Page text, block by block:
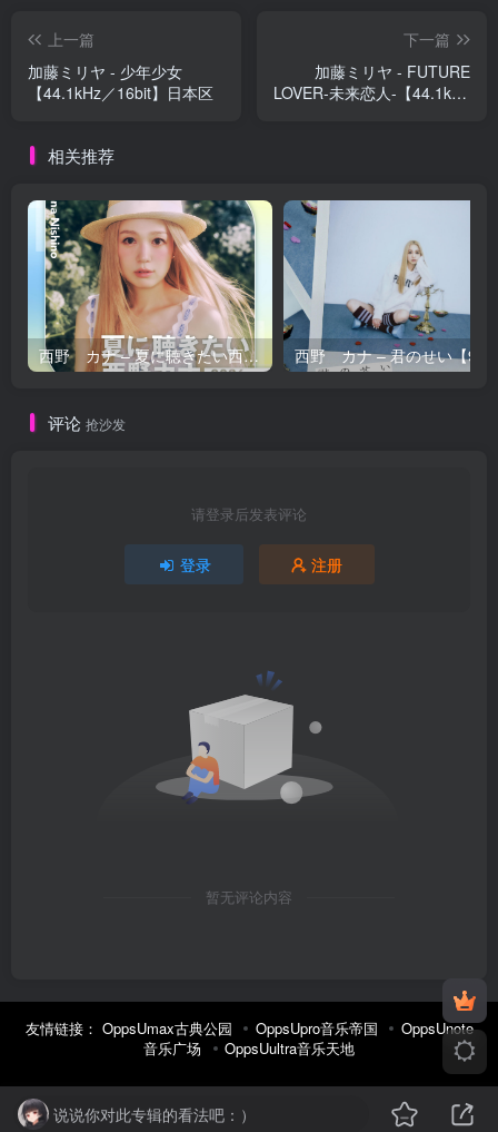
上一篇
加藤ミリヤ - 少年少女
【44.1kHz／16bit】日本区
下一篇
加藤ミリヤ - FUTURE
LOVER-未来恋人-【44.1kHz
相关推荐
西野 カナ – 夏に聴きたい西野カナ2026【44.1kHz／16bit】日本区
评论 抢沙发
请登录后发表评论
登录 注册
暂无评论内容
友情链接： OppsUmax古典公园 OppsUpro音乐帝国
OppsUnote
音乐广场
OppsUultra音乐天地
说说你对此专辑的看法吧：）